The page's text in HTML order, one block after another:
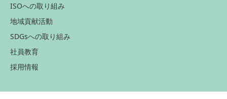
ISOへの取り組み
地域貢献活動
SDGsへの取り組み
社員教育
採用情報